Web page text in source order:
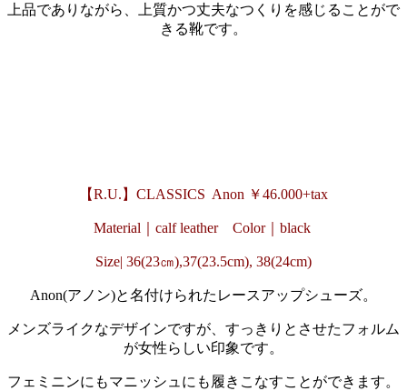
上品でありながら、上質かつ丈夫なつくりを感じることがで
きる靴です。
【R.U.】CLASSICS Anon ￥46.000+tax
Material｜calf leather Color｜black
Size| 36(23㎝),37(23.5cm), 38(24cm)
Anon(アノン)と名付けられたレースアップシューズ。
メンズライクなデザインですが、すっきりとさせたフォルム
が女性らしい印象です。
フェミニンにもマニッシュにも履きこなすことができます。